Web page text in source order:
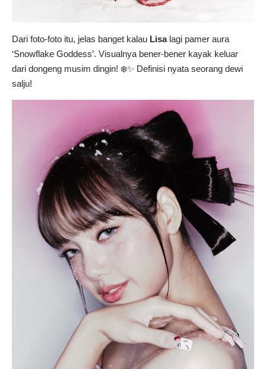
Dari foto-foto itu, jelas banget kalau Lisalagi pamer aura
‘Snowflake Goddess’. Visualnya bener-bener kayak keluar
dari dongeng musim dingin! ❄️✨ Definisi nyata seorang dewi
salju!